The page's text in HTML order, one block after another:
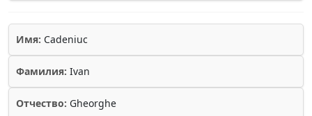
Имя: Cadeniuc
Фамилия: Ivan
Отчество: Gheorghe